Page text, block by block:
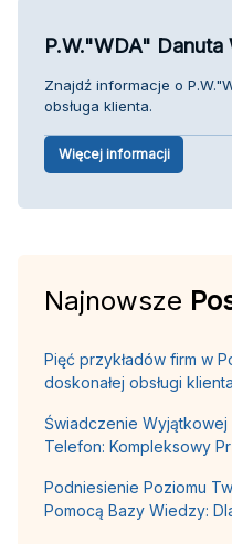
P.W."WDA" Danuta
Znajdź informacje o
obsługa klienta.
Więcej informacji
Najnowsze
Pięć przykładów firm w
doskonałej obsługi klienta
Świadczenie Wyjątkowej
Telefon: Kompleksowy
Podniesienie Poziomu
Pomocą Bazy Wiedzy: